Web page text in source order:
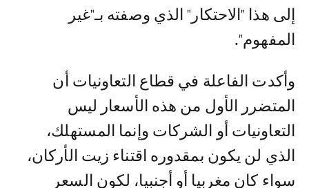
إلى هذا "الاحتكار" الذي وصفته بـ"غير
المفهوم".
وأكدت الفاعلة في قطاع التعاونيات أن
المتضرر الأول من هذه الأسعار ليس
التعاونيات أو الشركات وإنما المستهلك،
الذي لن يكون بمقدوره اقتناء زيت الأركان،
سواء كان مغربيا أو أجنبيا، لكون السعر